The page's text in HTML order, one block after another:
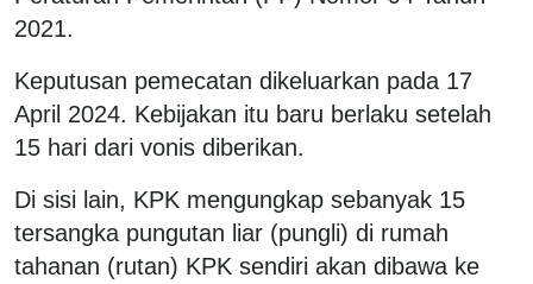
2021.
Keputusan pemecatan dikeluarkan pada 17
April 2024. Kebijakan itu baru berlaku setelah
15 hari dari vonis diberikan.
Di sisi lain, KPK mengungkap sebanyak 15
tersangka pungutan liar (pungli) di rumah
tahanan (rutan) KPK sendiri akan dibawa ke